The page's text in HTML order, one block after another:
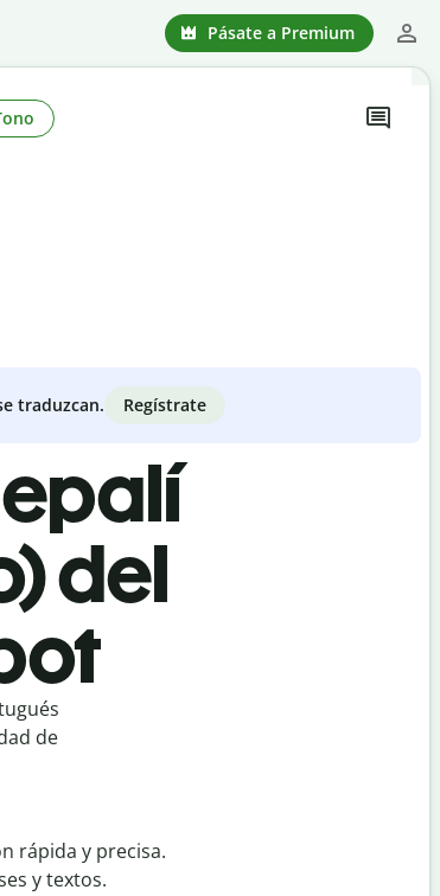
Pásate a Premium
traduzcan. Regístrate
del
de
rápida y precisa.
y textos.